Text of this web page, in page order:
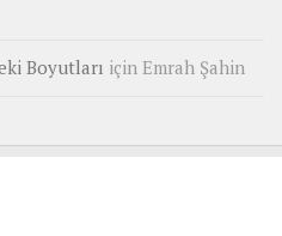
Boyutları için Emrah Şahin